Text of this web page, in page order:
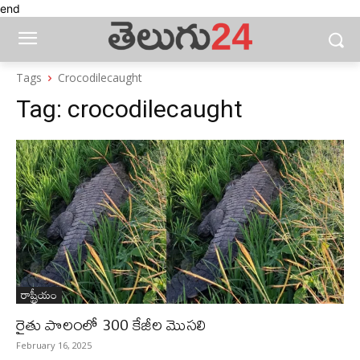
end
Tags Crocodilecaught
Tag: crocodilecaught
రాష్ట్రీయం
రైతు పొలంలో 300 కేజీల మొసలి
February 16, 2025